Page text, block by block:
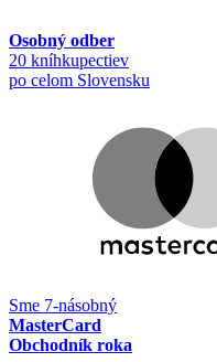
Osobný odber
20 kníhkupectiev
po celom Slovensku
Sme 7-násobný
MasterCard
Obchodník roka